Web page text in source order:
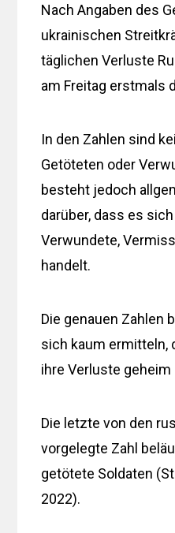
Nach Angaben des
ukrainischen
täglichen Verluste
am Freitag erstmals
In den Zahlen sind
Getöteten oder
besteht jedoch
darüber, dass es
Verwundete,
handelt.
Die genauen Zahlen
sich kaum ermitteln,
ihre Verluste geheim
Die letzte von den
vorgelegte Zahl
getötete Soldaten
2022).